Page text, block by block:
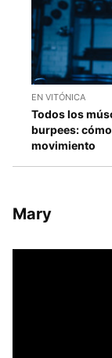
EN VITÓNICA
Todos los
burpees:
movimiento
Mary